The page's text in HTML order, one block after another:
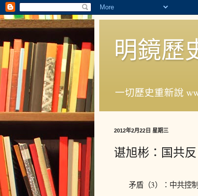
明鏡歷
一切歷史重新說
2012年2月22日 星期三
谌旭彬：国共
矛盾（3）：中共控制